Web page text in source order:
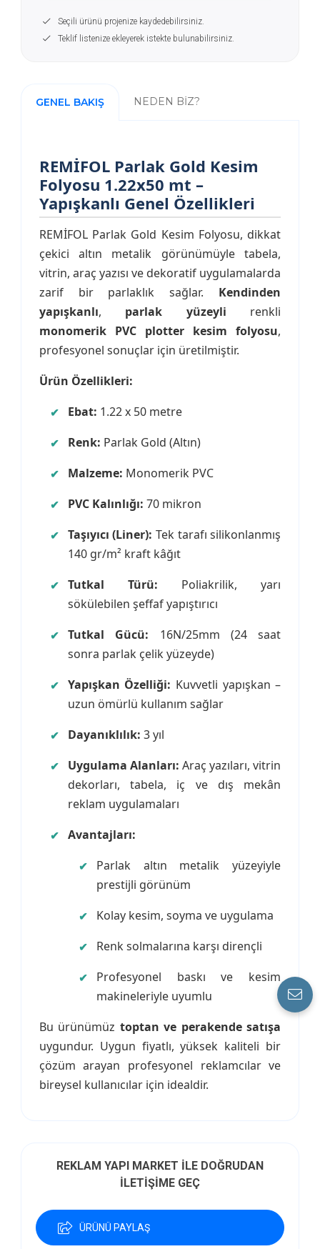
Seçili ürünü projenize kaydedebilirsiniz.
Teklif listenize ekleyerek istekte bulunabilirsiniz.
GENEL BAKIŞ NEDEN BİZ?
REMİFOL Parlak Gold Kesim
Folyosu 1.22x50 mt –
Yapışkanlı Genel Özellikleri
REMİFOL Parlak Gold Kesim Folyosu, dikkat
çekici altın metalik görünümüyle tabela,
vitrin, araç yazısı ve dekoratif uygulamalarda
zarif bir parlaklık sağlar. Kendinden
yapışkanlı, parlak yüzeyli renkli
monomerik PVC plotter kesim folyosu,
profesyonel sonuçlar için üretilmiştir.
Ürün Özellikleri:
Ebat: 1.22 x 50 metre
Renk: Parlak Gold (Altın)
Malzeme: Monomerik PVC
PVC Kalınlığı: 70 mikron
Taşıyıcı (Liner): Tek tarafı silikonlanmış
140 gr/m² kraft kâğıt
Tutkal Türü: Poliakrilik, yarı
sökülebilen şeffaf yapıştırıcı
Tutkal Gücü: 16N/25mm (24 saat
sonra parlak çelik yüzeyde)
Yapışkan Özelliği: Kuvvetli yapışkan –
uzun ömürlü kullanım sağlar
Dayanıklılık: 3 yıl
Uygulama Alanları: Araç yazıları, vitrin
dekorları, tabela, iç ve dış mekân
reklam uygulamaları
Avantajları:
Parlak altın metalik yüzeyiyle
prestijli görünüm
Kolay kesim, soyma ve uygulama
Renk solmalarına karşı dirençli
Profesyonel baskı ve kesim
makineleriyle uyumlu
Bu ürünümüz toptan ve perakende satışa
uygundur. Uygun fiyatlı, yüksek kaliteli bir
çözüm arayan profesyonel reklamcılar ve
bireysel kullanıcılar için idealdir.
REKLAM YAPI MARKET İLE DOĞRUDAN
İLETİŞİME GEÇ
ÜRÜNÜ PAYLAŞ